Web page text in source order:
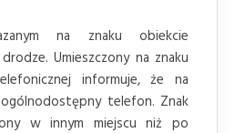
na znaku obiekcie
Umieszczony na znaku
informuje, że na
telefon. Znak
w innym miejscu niż po